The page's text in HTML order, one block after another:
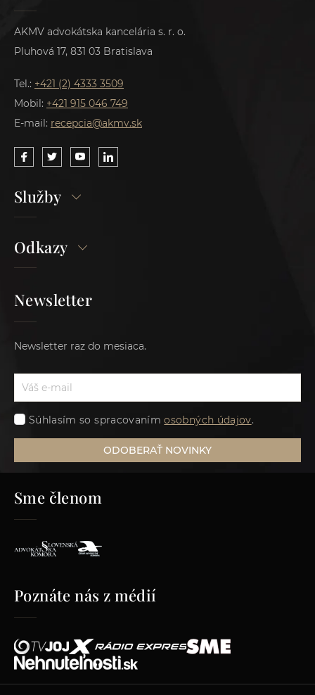
AKMV advokátska kancelária s. r. o.
Pluhová 17, 831 03 Bratislava
Tel.: +421 (2) 4333 3509
Mobil: +421 915 046 749
E-mail: recepcia@akmv.sk
Služby
Odkazy
Newsletter
Newsletter raz do mesiaca.
Súhlasím so spracovanímosobných údajov.
ODOBERAŤ NOVINKY
Sme členom
Poznáte nás z médií